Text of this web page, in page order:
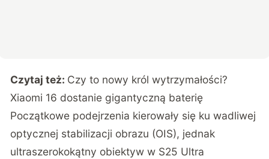
Czytaj też: Czy to nowy król wytrzymałości?
Xiaomi 16 dostanie gigantyczną baterię
Początkowe podejrzenia kierowały się ku wadliwej
optycznej stabilizacji obrazu (OIS), jednak
ultraszerokokątny obiektyw w S25 Ultra